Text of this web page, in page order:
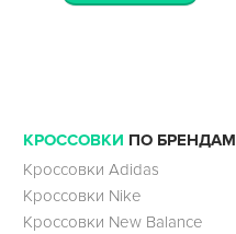
КРОССОВКИ ПО БРЕНДАМ
Кроссовки Adidas
Кроссовки Nike
Кроссовки New Balance